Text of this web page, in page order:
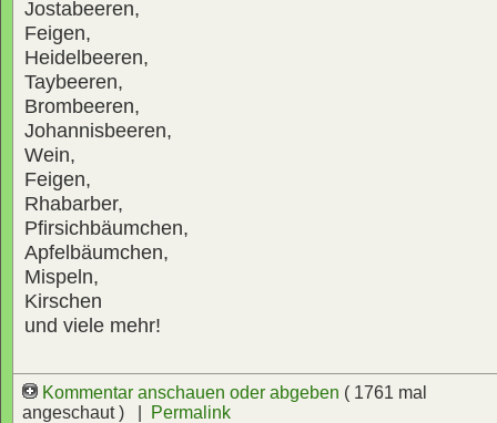
Jostabeeren,
Feigen,
Heidelbeeren,
Taybeeren,
Brombeeren,
Johannisbeeren,
Wein,
Feigen,
Rhabarber,
Pfirsichbäumchen,
Apfelbäumchen,
Mispeln,
Kirschen
und viele mehr!
Kommentar anschauen oder abgeben ( 1761 mal
angeschaut ) |
Permalink